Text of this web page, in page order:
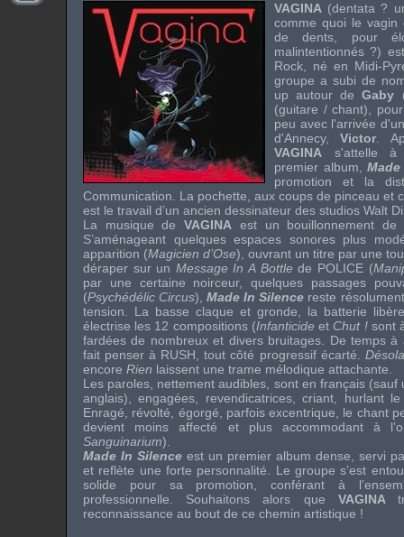
VAGINA (dentata ?
comme quoi le vagin
de dents, pour
malintentionnés ?)
Rock , né en Midi-
groupe a subi de
upautour deGaby
(guitare / chant),
peu avec l'arrivée
d'Annecy,Victor .
VAGINA s'attelle à
premier album,
promotion et la
Communication . La pochette, aux coups de pinceau et
est le travail d’un ancien dessinateur des studios Walt
La musique de VAGINA est un bouillonnement de
S’aménageant quelques espaces sonores plus
apparition (Magicien d’Ose), ouvrant un titre par une
déraper sur un Message In A Bottle de POLICE(
par une certaine noirceur, quelques passages
(Psychédélic Circus),Made In Silence reste
tension. La basse claque et gronde, la batterie
électrise les 12 compositions (Infanticide et Chut ! sont
fardées de nombreux et divers bruitages. De temps
fait penser à RUSH , tout côté progressif écarté.
encore Rien laissent une trame mélodique attachante.
Les paroles, nettement audibles, sont en français
anglais), engagées, revendicatrices, criant, hurlant
Enragé, révolté, égorgé, parfois excentrique, le chant
devient moins affecté et plus accommodant à
Sanguinarium).
Made In Silence est un premier album dense, servi
et reflète une forte personnalité. Le groupe s’est
solide pour sa promotion, conférant à
professionnelle. Souhaitons alors que VAGINA
reconnaissance au bout de ce chemin artistique !